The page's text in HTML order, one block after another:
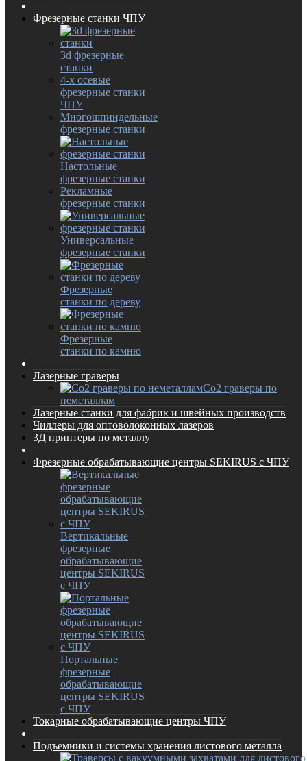
Фрезерные станки ЧПУ
3d фрезерные
станки
4-х осевые
фрезерные станки
ЧПУ
Многошпиндельные
фрезерные станки
Настольные
фрезерные станки
Рекламные
фрезерные станки
Универсальные
фрезерные станки
Фрезерные
станки по дереву
Фрезерные
станки по камню
Лазерные граверы
Co2 граверы по
неметаллам
Лазерные станки для фабрик и швейных производств
Чиллеры для оптоволоконных лазеров
3Д принтеры по металлу
Фрезерные обрабатывающие центры SEKIRUS с ЧПУ
Вертикальные
фрезерные
обрабатывающие
центры SEKIRUS
с ЧПУ
Портальные
фрезерные
обрабатывающие
центры SEKIRUS
с ЧПУ
Токарные обрабатывающие центры ЧПУ
Подъемники и системы хранения листового металла